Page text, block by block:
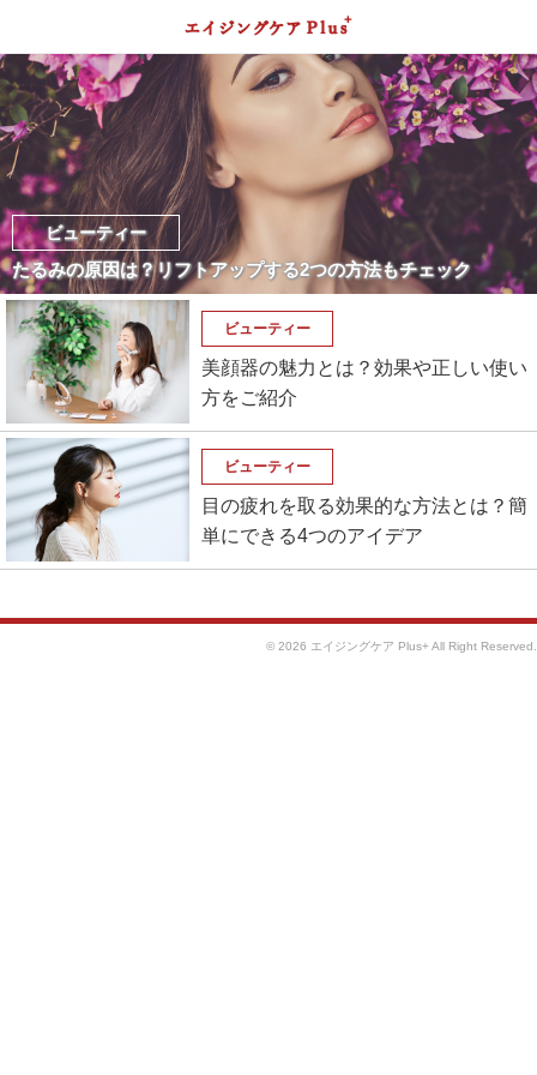
ビューティー
たるみの原因は？リフトアップする2つの方法もチェック
ビューティー
美顔器の魅力とは？効果や正しい使い
方をご紹介
ビューティー
目の疲れを取る効果的な方法とは？簡
単にできる4つのアイデア
© 2026 エイジングケア Plus+All Right Reserved.